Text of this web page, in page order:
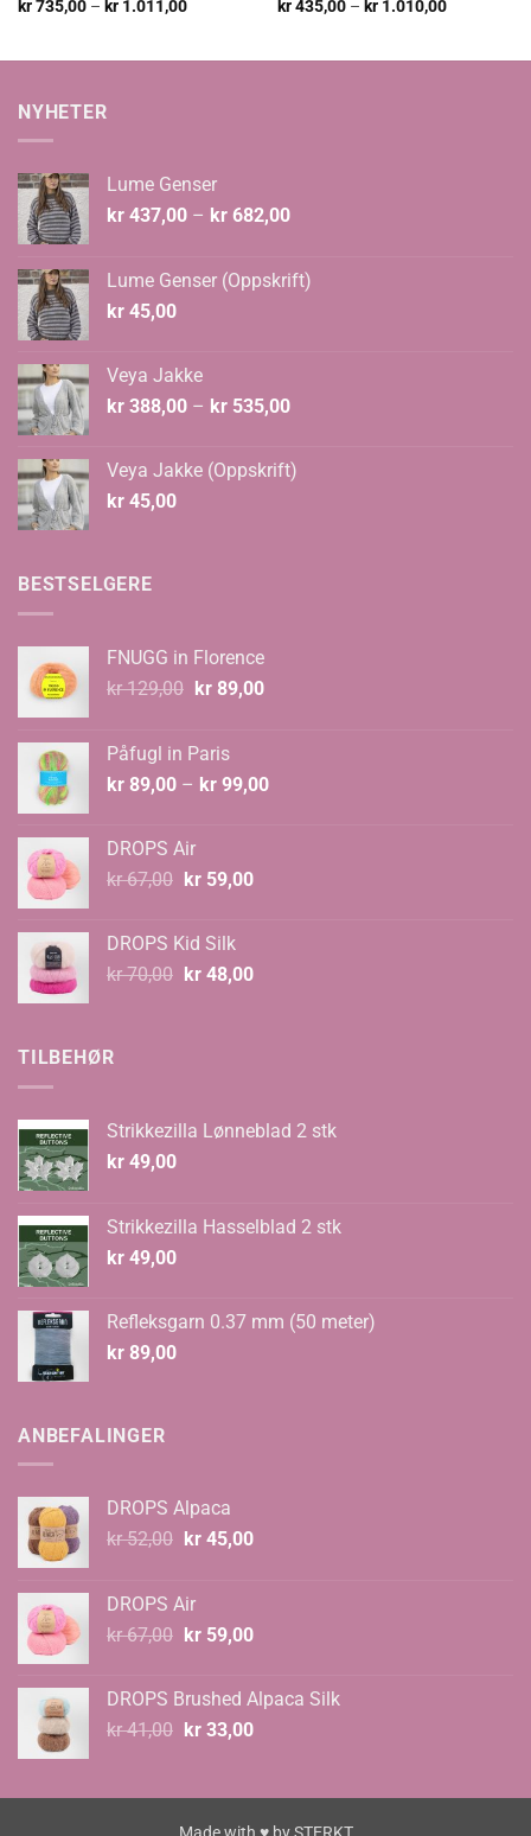
kr735,00 – kr1.011,00Prisområde:
kr435,00 – kr1.010,00
NYHETER
Lume Genser
kr 437,00 – kr 682,00Prisområde:
kr 682,00
Lume Genser (Oppskrift)
kr 45,00
Veya Jakke
kr 388,00 – kr 535,00Prisområde:
kr 535,00
Veya Jakke (Oppskrift)
kr 45,00
BESTSELGERE
FNUGG in Florence
kr129,00 Opprinnelig
kr 129,00.
kr89,00Nåværende
Påfugl in Paris
kr 89,00 – kr 99,00Prisområde:
DROPS Air
kr67,00 Opprinnelig
kr 67,00.
kr59,00Nåværende
DROPS Kid Silk
kr70,00 Opprinnelig
kr48,00Nåværende
TILBEHØR
Strikkezilla Lønneblad 2 stk
kr 49,00
Strikkezilla Hasselblad 2 stk
kr 49,00
Refleksgarn 0.37 mm (50 meter)
kr 89,00
ANBEFALINGER
DROPS Alpaca
kr52,00 Opprinnelig
kr 52,00.
kr45,00Nåværende
DROPS Air
kr67,00 Opprinnelig
kr 67,00.
kr59,00Nåværende
kr 59,00.
DROPS Brushed Alpaca Silk
kr41,00 Opprinnelig
kr 41,00.
kr33,00Nåværende
kr 33,00.